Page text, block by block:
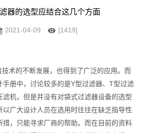
器的选型应结合这几个方面
2021-04-09 [1419]
技术的不断发展，也得到了广泛的应用。而
手册中，讨论较多的是Y型过滤器、T型过滤
滤机，但是并没有对袋式过滤器设备的选型
以广大设计人员在选用时往往在缺乏指导性
措，只能寻求厂商的帮助。而在目前的资料